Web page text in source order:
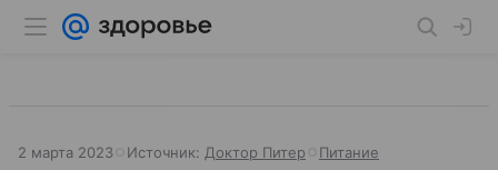
2 марта 2023 Источник: Доктор Питер Питание